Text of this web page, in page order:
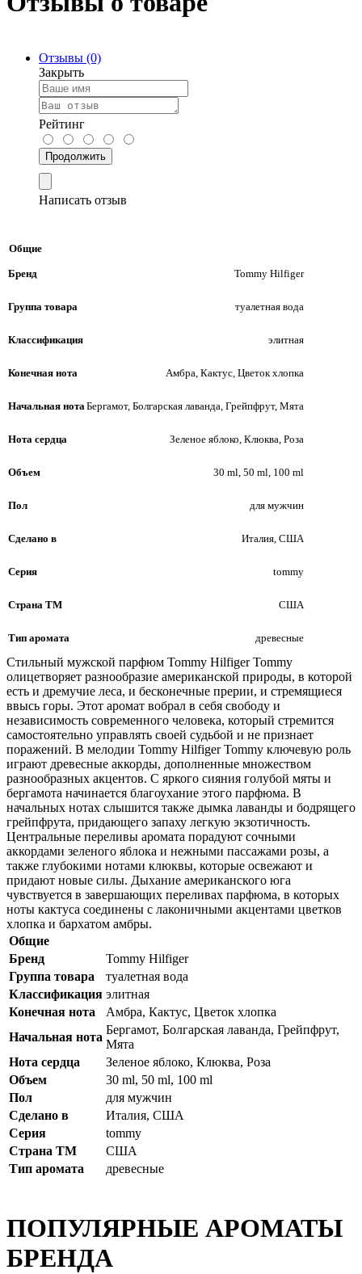
Отзывы (0)
Закрыть
Рейтинг
Продолжить
Написать отзыв
Общие
Бренд Tommy Hilfiger
Группа товара туалетная вода
Классификация элитная
Конечная нота Амбра, Кактус, Цветок хлопка
Начальная нотаБергамот, Болгарская лаванда, Грейпфрут, Мята
Нота сердца Зеленое яблоко, Клюква, Роза
Объем 30 ml, 50 ml, 100 ml
Пол для мужчин
Сделано в Италия, США
Серия tommy
Страна ТМ США
Тип аромата древесные
Стильный мужской парфюм Tommy Hilfiger Tommy
олицетворяет разнообразие американской природы, в которой
есть и дремучие леса, и бесконечные прерии, и стремящиеся
ввысь горы. Этот аромат вобрал в себя свободу и
независимость современного человека, который стремится
самостоятельно управлять своей судьбой и не признает
поражений. В мелодии Tommy Hilfiger Tommy ключевую роль
играют древесные аккорды, дополненные множеством
разнообразных акцентов. С яркого сияния голубой мяты и
бергамота начинается благоухание этого парфюма. В
начальных нотах слышится также дымка лаванды и бодрящего
грейпфрута, придающего запаху легкую экзотичность.
Центральные переливы аромата порадуют сочными
аккордами зеленого яблока и нежными пассажами розы, а
также глубокими нотами клюквы, которые освежают и
придают новые силы. Дыхание американского юга
чувствуется в завершающих переливах парфюма, в которых
ноты кактуса соединены с лаконичными акцентами цветков
хлопка и бархатом амбры.
Общие
Бренд
Tommy Hilfiger
Группа товара
туалетная вода
Классификация элитная
Конечная нота
Амбра, Кактус, Цветок хлопка
Начальная нота
Бергамот, Болгарская лаванда, Грейпфрут,
Мята
Нота сердца
Зеленое яблоко, Клюква, Роза
Объем
30 ml, 50 ml, 100 ml
Пол
для мужчин
Сделано в
Италия, США
Серия
tommy
Страна ТМ
США
Тип аромата
древесные
ПОПУЛЯРНЫЕ АРОМАТЫ
БРЕНДА